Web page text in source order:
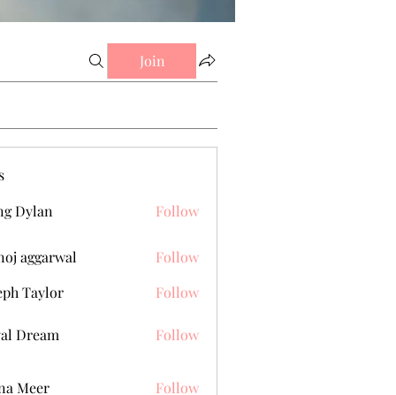
Join
Dylan
Follow
aggarwal
Follow
Taylor
Follow
Dream Follow
Meer
Follow